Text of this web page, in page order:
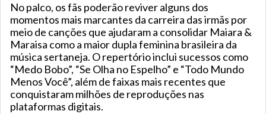
No palco, os fãs poderão reviver alguns dos
momentos mais marcantes da carreira das irmãs por
meio de canções que ajudaram a consolidar Maiara &
Maraisa como a maior dupla feminina brasileira da
música sertaneja. O repertório inclui sucessos como
“Medo Bobo”, “Se Olha no Espelho” e “Todo Mundo
Menos Você”, além de faixas mais recentes que
conquistaram milhões de reproduções nas
plataformas digitais.